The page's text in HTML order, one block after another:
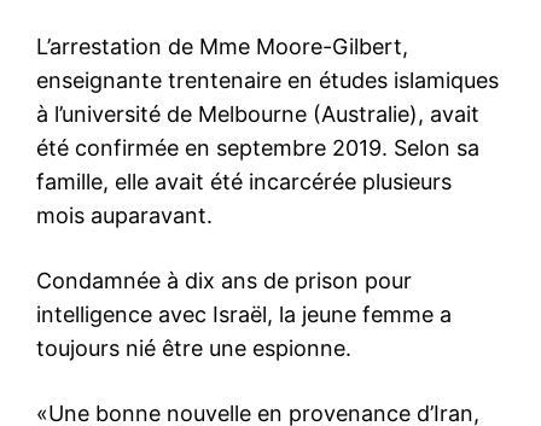
L’arrestation de Mme Moore-Gilbert,
enseignante trentenaire en études islamiques
à l’université de Melbourne (Australie), avait
été confirmée en septembre 2019. Selon sa
famille, elle avait été incarcérée plusieurs
mois auparavant.
Condamnée à dix ans de prison pour
intelligence avec Israël, la jeune femme a
toujours nié être une espionne.
«Une bonne nouvelle en provenance d’Iran,